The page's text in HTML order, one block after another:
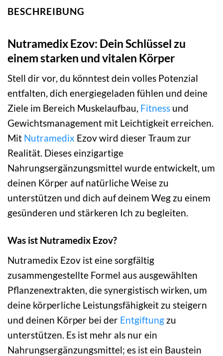
BESCHREIBUNG
Nutramedix Ezov: Dein Schlüssel zu
einem starken und vitalen Körper
Stell dir vor, du könntest dein volles Potenzial
entfalten, dich energiegeladen fühlen und deine
Ziele im Bereich Muskelaufbau, Fitness und
Gewichtsmanagement mit Leichtigkeit erreichen.
Mit Nutramedix Ezov wird dieser Traum zur
Realität. Dieses einzigartige
Nahrungsergänzungsmittel wurde entwickelt, um
deinen Körper auf natürliche Weise zu
unterstützen und dich auf deinem Weg zu einem
gesünderen und stärkeren Ich zu begleiten.
Was ist Nutramedix Ezov?
Nutramedix Ezov ist eine sorgfältig
zusammengestellte Formel aus ausgewählten
Pflanzenextrakten, die synergistisch wirken, um
deine körperliche Leistungsfähigkeit zu steigern
und deinen Körper bei der Entgiftung zu
unterstützen. Es ist mehr als nur ein
Nahrungsergänzungsmittel; es ist ein Baustein